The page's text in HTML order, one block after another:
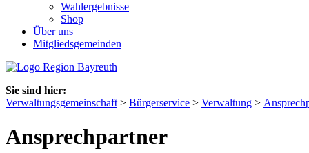
Wahlergebnisse
Shop
Über uns
Mitgliedsgemeinden
Sie sind hier:
Verwaltungsgemeinschaft > Bürgerservice > Verwaltung >
Ansprechpartner